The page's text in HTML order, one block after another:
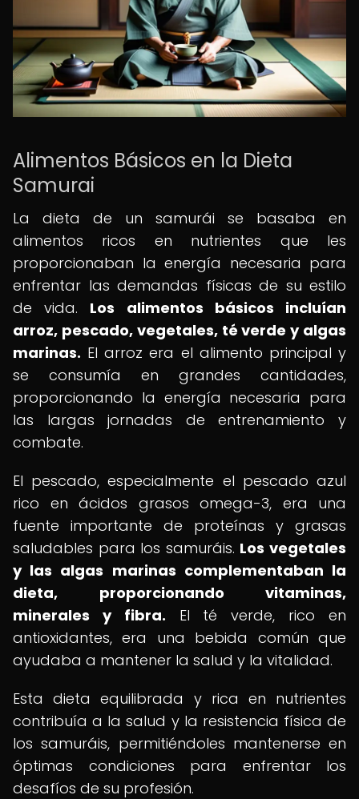
Alimentos Básicos en la Dieta
Samurai
La dieta de un samurái se basaba en
alimentos ricos en nutrientes que les
proporcionaban la energía necesaria para
enfrentar las demandas físicas de su estilo
de vida. Los alimentos básicos incluían
arroz, pescado, vegetales, té verde y algas
marinas. El arroz era el alimento principal y
se consumía en grandes cantidades,
proporcionando la energía necesaria para
las largas jornadas de entrenamiento y
combate.
El pescado, especialmente el pescado azul
rico en ácidos grasos omega-3, era una
fuente importante de proteínas y grasas
saludables para los samuráis. Los vegetales
y las algas marinas complementaban la
dieta, proporcionando vitaminas,
minerales y fibra. El té verde, rico en
antioxidantes, era una bebida común que
ayudaba a mantener la salud y la vitalidad.
Esta dieta equilibrada y rica en nutrientes
contribuía a la salud y la resistencia física de
los samuráis, permitiéndoles mantenerse en
óptimas condiciones para enfrentar los
desafíos de su profesión.